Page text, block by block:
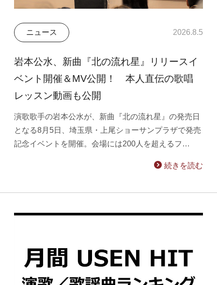
ニュース 2026.8.5
岩本公水、新曲『北の流れ星』リリースイ
ベント開催＆MV公開！ 本人直伝の歌唱
レッスン動画も公開
演歌歌手の岩本公水が、新曲『北の流れ星』の発売日
となる8月5日、埼玉県・上尾ショーサンプラザで発売
記念イベントを開催。会場には200人を超えるフ…
続きを読む